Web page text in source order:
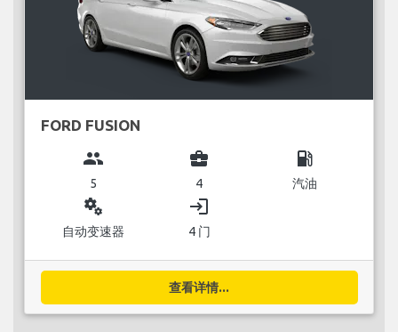
FORD FUSION
group
5
business_center
4
local_gas_station
汽油
miscellaneous_services
自动变速器
login
4 门
查看详情...